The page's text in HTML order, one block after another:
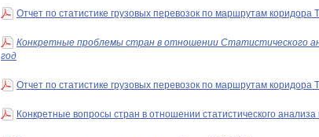
Отчет по статистике грузовых перевозок по маршрутам коридора
Конкретные проблемы стран в отношении Статистического
год
Отчет по статистике грузовых перевозок по маршрутам коридора
Конкретные вопросы стран в отношении статистического